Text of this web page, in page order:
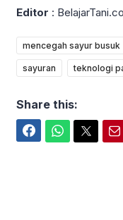
Editor :
mencegah sayur busuk
sayuran teknologi
Share this: